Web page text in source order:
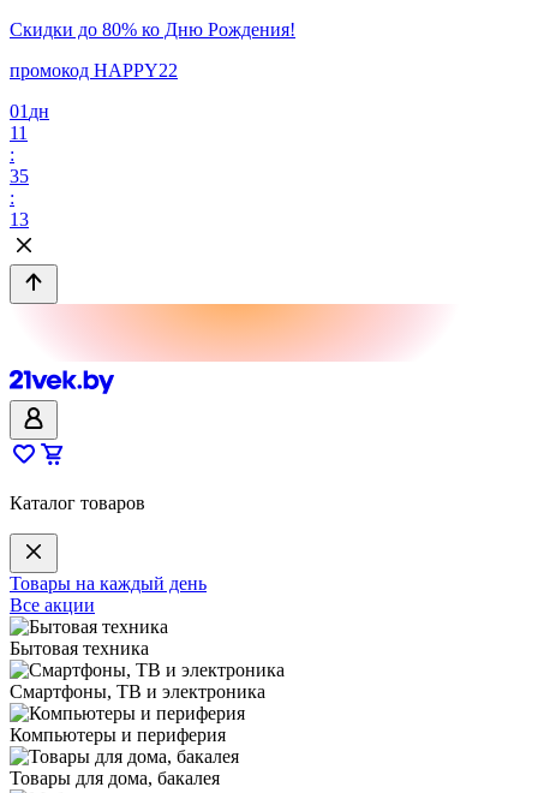
Скидки до 80% ко Дню Рождения!
промокод HAPPY22
01 дн
11
:
35
:
13
Каталог товаров
Товары на каждый день
Все акции
Бытовая техника
Смартфоны, ТВ и электроника
Компьютеры и периферия
Товары для дома, бакалея